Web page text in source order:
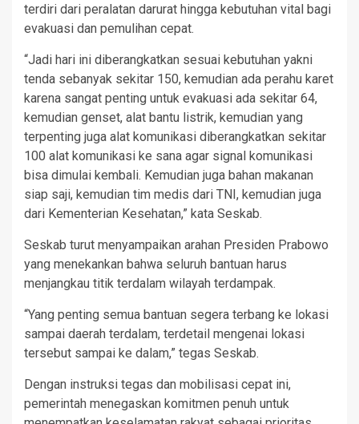
terdiri dari peralatan darurat hingga kebutuhan vital bagi
evakuasi dan pemulihan cepat.
“Jadi hari ini diberangkatkan sesuai kebutuhan yakni
tenda sebanyak sekitar 150, kemudian ada perahu karet
karena sangat penting untuk evakuasi ada sekitar 64,
kemudian genset, alat bantu listrik, kemudian yang
terpenting juga alat komunikasi diberangkatkan sekitar
100 alat komunikasi ke sana agar signal komunikasi
bisa dimulai kembali. Kemudian juga bahan makanan
siap saji, kemudian tim medis dari TNI, kemudian juga
dari Kementerian Kesehatan,” kata Seskab.
Seskab turut menyampaikan arahan Presiden Prabowo
yang menekankan bahwa seluruh bantuan harus
menjangkau titik terdalam wilayah terdampak.
“Yang penting semua bantuan segera terbang ke lokasi
sampai daerah terdalam, terdetail mengenai lokasi
tersebut sampai ke dalam,” tegas Seskab.
Dengan instruksi tegas dan mobilisasi cepat ini,
pemerintah menegaskan komitmen penuh untuk